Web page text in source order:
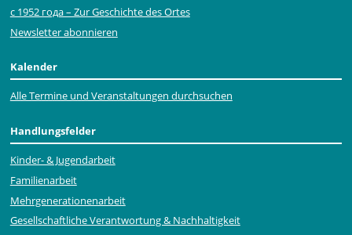
с 1952 года – Zur Geschichte des Ortes
Newsletter abonnieren
Kalender
Alle Termine und Veranstaltungen durchsuchen
Handlungsfelder
Kinder- & Jugendarbeit
Familienarbeit
Mehr­generationen­arbeit
Gesellschaftliche Verantwortung & Nachhaltigkeit